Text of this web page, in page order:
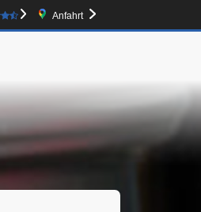
Google-Bewertung
Anfahrt